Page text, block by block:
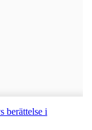
berättelse i